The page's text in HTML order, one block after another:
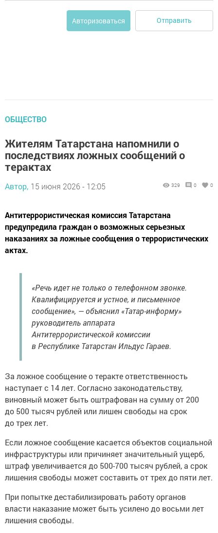
Авторизоваться Отправить
ОБЩЕСТВО
Жителям Татарстана напомнили о
последствиях ложных сообщений о
терактах
Автор, 15 июня 2026 - 12:05 329 0 0
Антитеррористическая комиссия Татарстана
предупредила граждан о возможных серьезных
наказаниях за ложные сообщения о террористических
актах.
«Речь идет не только о телефонном звонке.
Квалифицируется и устное, и письменное
сообщение», — объяснил «Татар-информу»
руководитель аппарата
Антитеррористической комиссии
в Республике Татарстан Ильдус Гараев.
За ложное сообщение о теракте ответственность
наступает с 14 лет. Согласно законодательству,
виновный может быть оштрафован на сумму от 200
до 500 тысяч рублей или лишен свободы на срок
до трех лет.
Если ложное сообщение касается объектов социальной
инфраструктуры или причиняет значительный ущерб,
штраф увеличивается до 500-700 тысяч рублей, а срок
лишения свободы может составить от трех до пяти лет.
При попытке дестабилизировать работу органов
власти наказание может быть усилено до восьми лет
лишения свободы.